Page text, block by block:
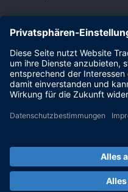
Nutzungsbedingungen
Impressum &